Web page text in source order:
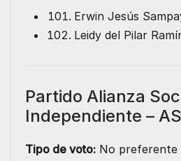
Erwin Jesús
Leidy del Pilar
Partido Alianza
Independiente –
Tipo de voto: No preferente